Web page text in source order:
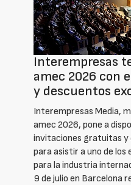
Interempresas
amec 2026 con
y descuentos
Interempresas Media,
amec 2026, pone a
invitaciones gratuitas y
para asistir a uno de
para la industria
9 de julio en Barcelona